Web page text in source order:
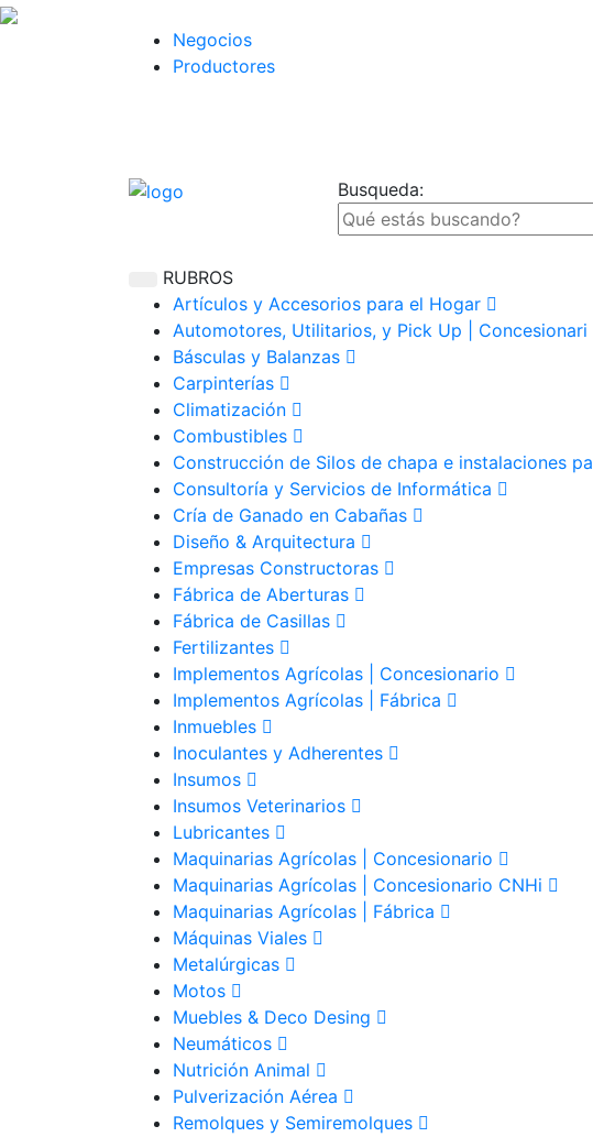
Negocios
Productores
Busqueda:
RUBROS
Artículos y Accesorios para el Hogar
Automotores, Utilitarios, y Pick Up | Concesionari
Básculas y Balanzas
Carpinterías
Climatización
Combustibles
Construcción de Silos de chapa e instalaciones pa
Consultoría y Servicios de Informática
Cría de Ganado en Cabañas
Diseño & Arquitectura
Empresas Constructoras
Fábrica de Aberturas
Fábrica de Casillas
Fertilizantes
Implementos Agrícolas | Concesionario
Implementos Agrícolas | Fábrica
Inmuebles
Inoculantes y Adherentes
Insumos
Insumos Veterinarios
Lubricantes
Maquinarias Agrícolas | Concesionario
Maquinarias Agrícolas | Concesionario CNHi
Maquinarias Agrícolas | Fábrica
Máquinas Viales
Metalúrgicas
Motos
Muebles & Deco Desing
Neumáticos
Nutrición Animal
Pulverización Aérea
Remolques y Semiremolques